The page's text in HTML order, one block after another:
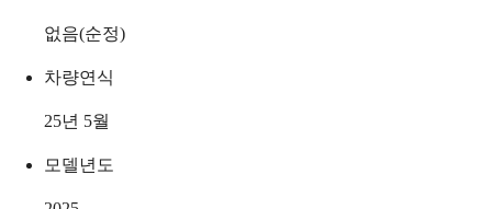
없음(순정)
차량연식
25년 5월
모델년도